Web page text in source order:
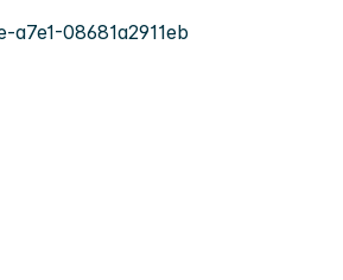
08681a2911eb